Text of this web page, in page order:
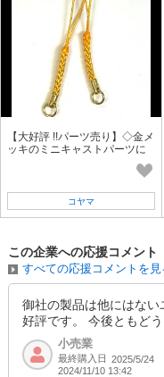
【大好評 !!パーツ売り】◇金メ
ッキのミニキャストパーツに
コヤマ
この企業への応援コメント
すべての応援コメントを見
御社の製品は他にはな
好評です。 今後ともど
小売業
最終購入日 2025/5/24
2024/11/10 13:42